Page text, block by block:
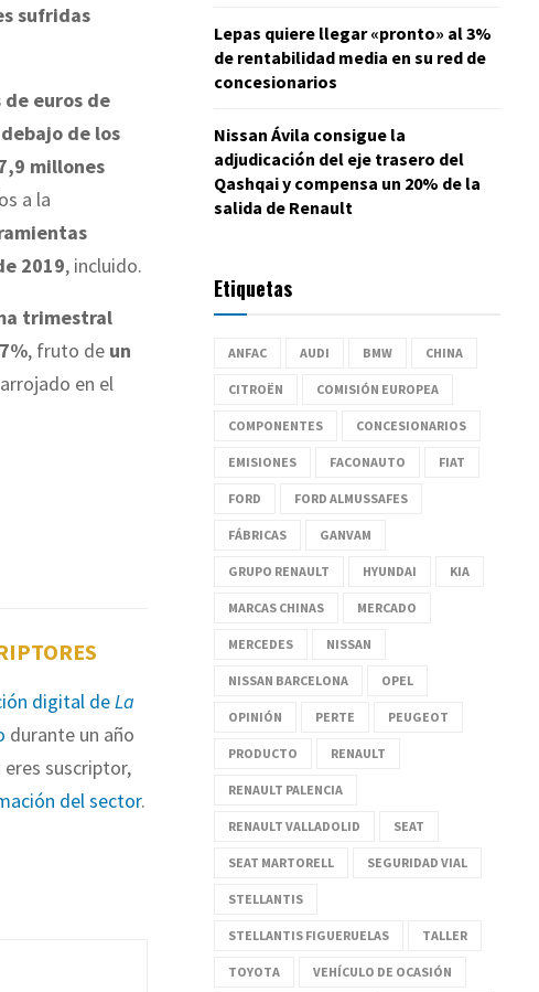
sufridas
euros de
de los
millones
a la
2019, incluido.
trimestral
, fruto de un
en el
digital deLa
durante un año
suscriptor,
del sector.
Lepas quiere llegar «pronto» al 3%
de rentabilidad media en su red de
concesionarios
Nissan Ávila consigue la
adjudicación del eje trasero del
Qashqai y compensa un 20% de la
salida de Renault
Etiquetas
ANFAC AUDI BMW CHINA
CITROËN COMISIÓN EUROPEA
COMPONENTES CONCESIONARIOS
EMISIONES FACONAUTO FIAT
FORD FORD ALMUSSAFES
FÁBRICAS GANVAM
GRUPO RENAULT HYUNDAI KIA
MARCAS CHINAS MERCADO
MERCEDES NISSAN
NISSAN BARCELONA OPEL
OPINIÓN PERTE PEUGEOT
PRODUCTO RENAULT
RENAULT PALENCIA
RENAULT VALLADOLID SEAT
SEAT MARTORELL SEGURIDAD VIAL
STELLANTIS
STELLANTIS FIGUERUELAS TALLER
TOYOTA VEHÍCULO DE OCASIÓN